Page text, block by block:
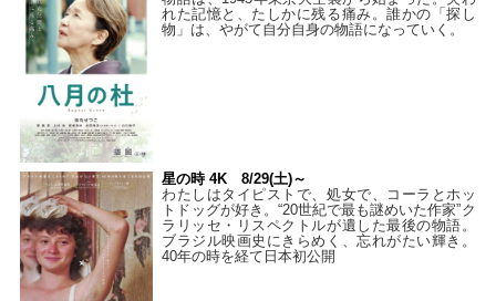
れた記憶と、たしかに残る痛み。誰かの「探し
物」は、やがて自分自身の物語になっていく。
星の時 4K 8/29(土)～
わたしはタイピストで、処⼥で、コーラとホッ
トドッグが好き。“20世紀で最も謎めいた作家”ク
ラリッセ・リスペクトルが遺した最後の物語。
ブラジル映画史にきらめく、忘れがたい輝き。
40年の時を経て⽇本初公開